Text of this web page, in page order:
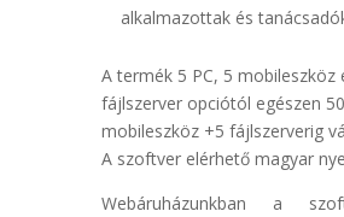
alkalmazottak és
A termék 5 PC, 5 mobileszköz
fájlszerver opciótól egészen
mobileszköz +5 fájlszerverig
A szoftver elérhető magyar
Webáruházunkban a